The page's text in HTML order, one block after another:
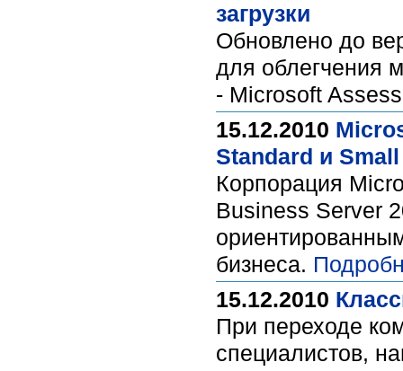
загрузки
Обновлено до
для облегчения
- Microsoft
15.12.2010
Standard и
Корпорация
Business Server
бизнеса.
15.12.2010
При переходе
специалистов,